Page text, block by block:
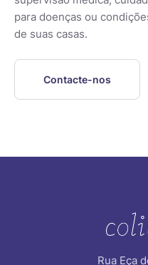
para doenças ou
de suas casas.
Contacte-nos
Rua Eça